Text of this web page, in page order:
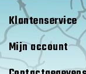
Klantenservice
Mijn account